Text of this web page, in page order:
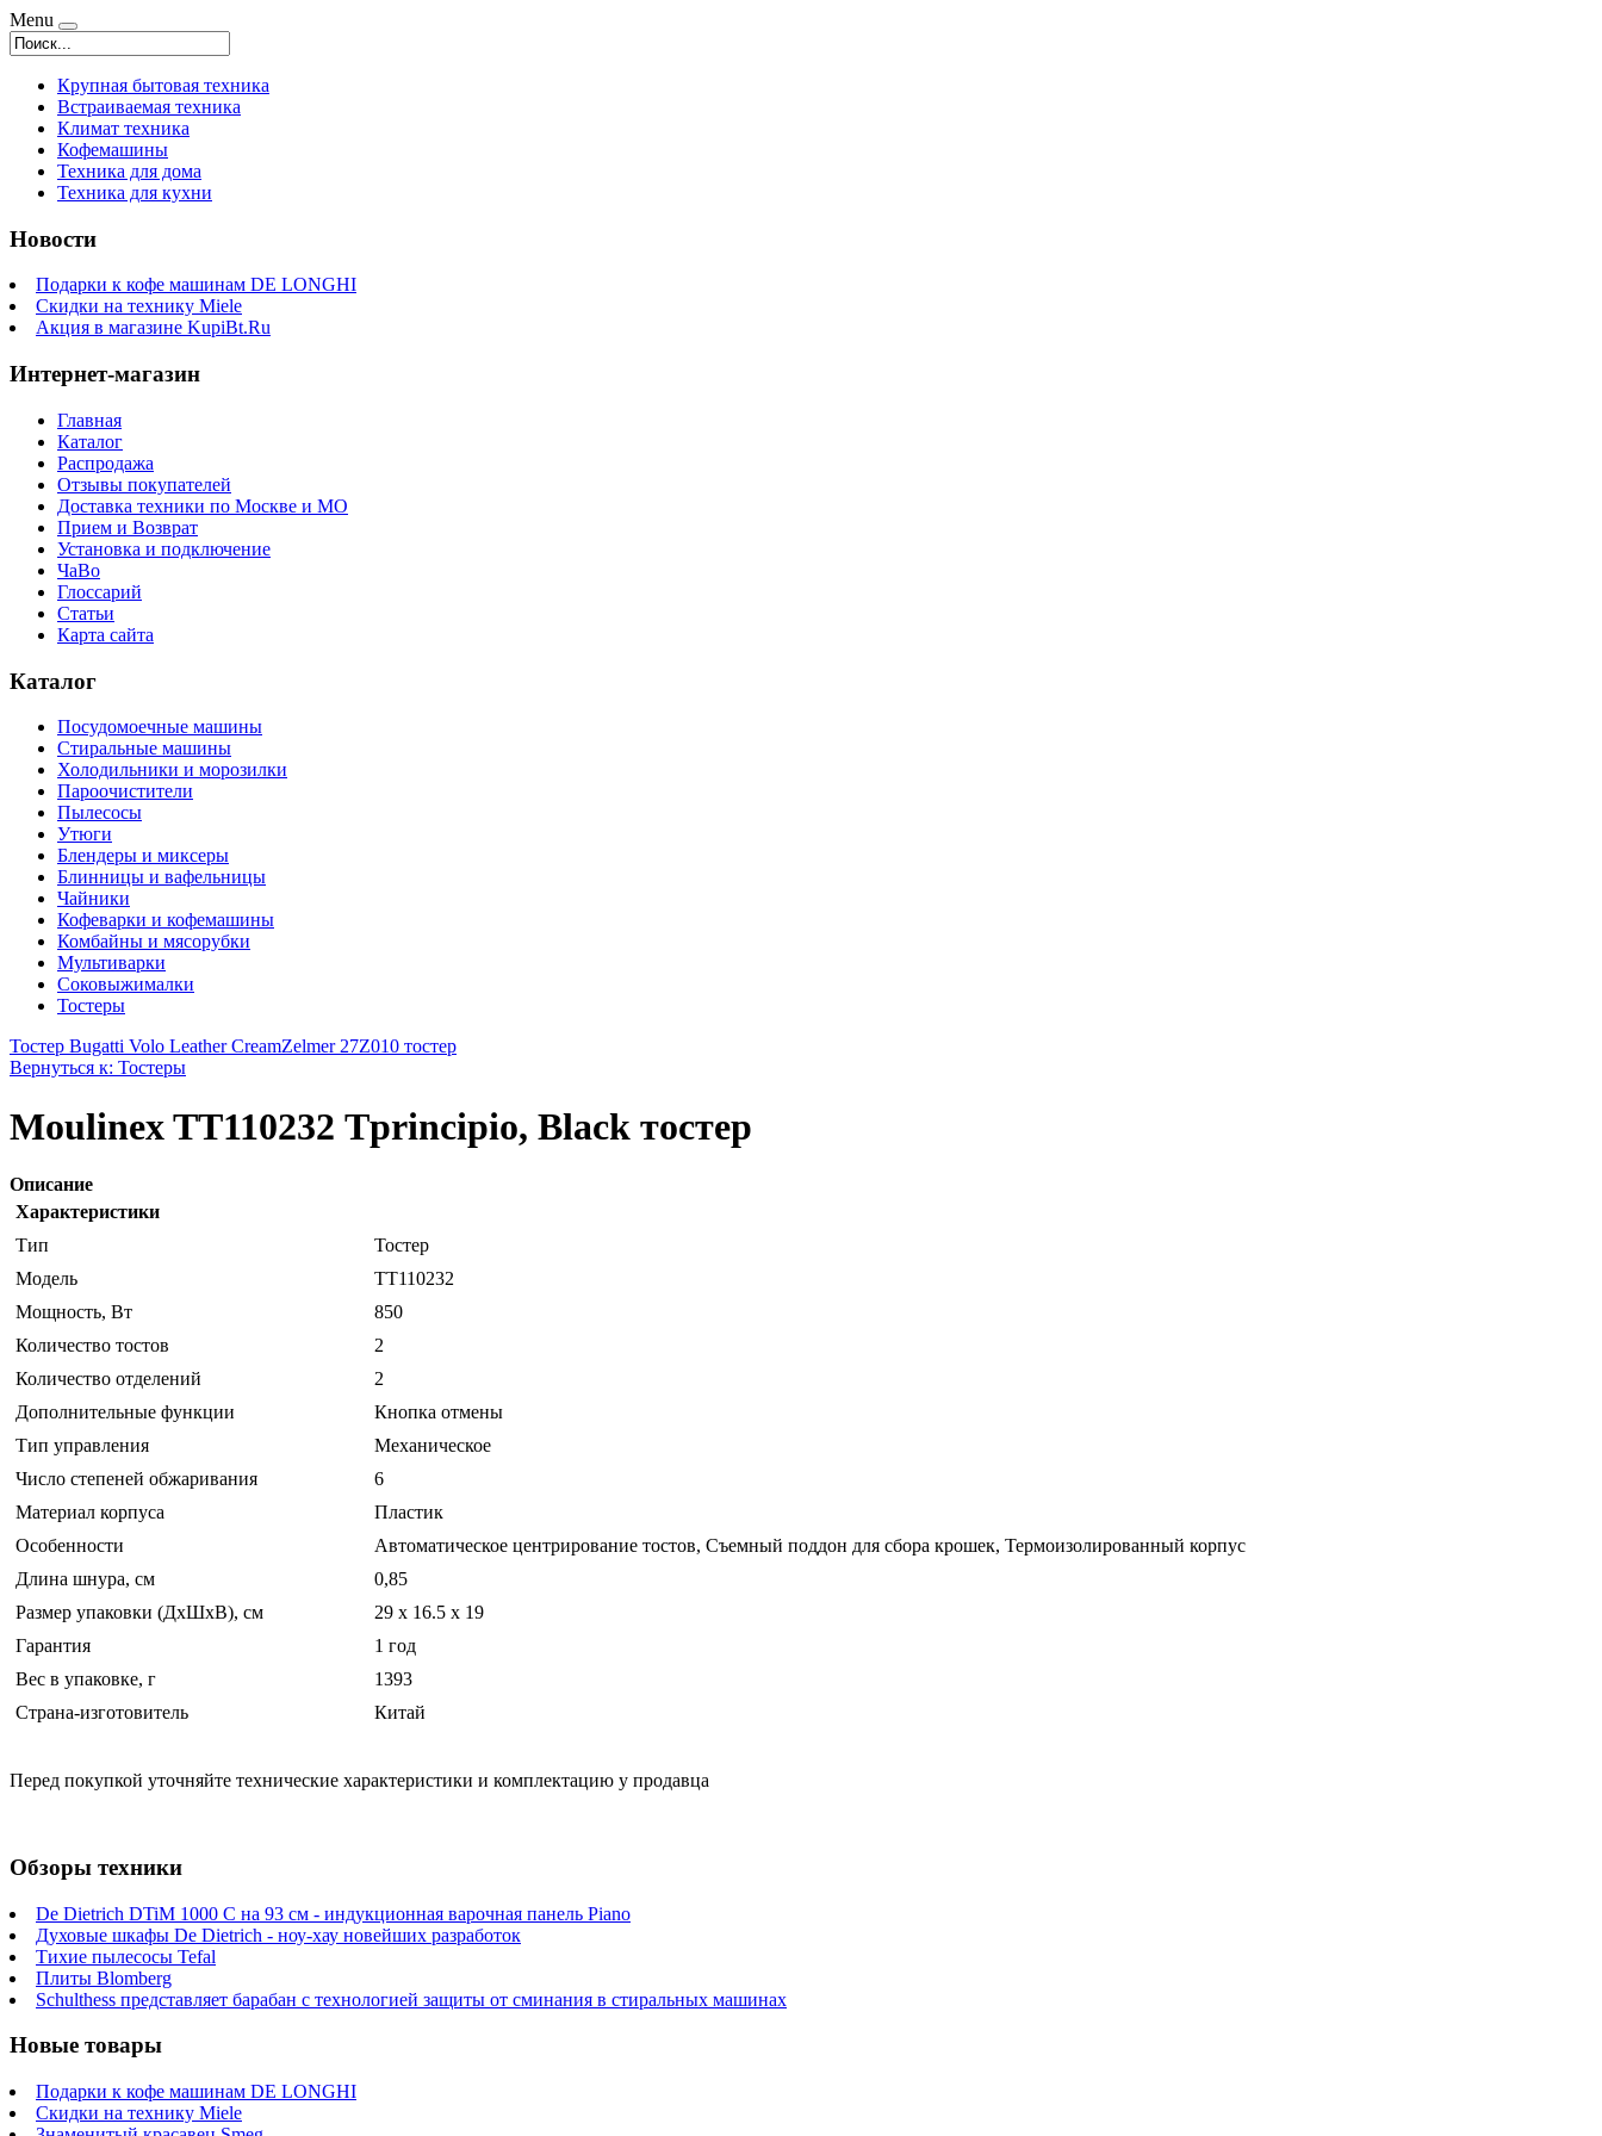
Menu
Крупная бытовая техника
Встраиваемая техника
Климат техника
Кофемашины
Техника для дома
Техника для кухни
Новости
Подарки к кофе машинам DE LONGHI
Скидки на технику Miele
Акция в магазине KupiBt.Ru
Интернет-магазин
Главная
Каталог
Распродажа
Отзывы покупателей
Доставка техники по Москве и МО
Прием и Возврат
Установка и подключение
ЧаВо
Глоссарий
Статьи
Карта сайта
Каталог
Посудомоечные машины
Стиральные машины
Холодильники и морозилки
Пароочистители
Пылесосы
Утюги
Блендеры и миксеры
Блинницы и вафельницы
Чайники
Кофеварки и кофемашины
Комбайны и мясорубки
Мультиварки
Соковыжималки
Тостеры
Тостер Bugatti Volo Leather CreamZelmer 27Z010 тостер
Вернуться к: Тостеры
Moulinex TT110232 Тprincipio, Black тостер
Описание
Характеристики
Тип
Тостер
Модель
TT110232
Мощность, Вт
850
Количество тостов
2
Количество отделений
2
Дополнительные функции
Кнопка отмены
Тип управления
Механическое
Число степеней обжаривания
6
Материал корпуса
Пластик
Особенности
Автоматическое центрирование тостов, Съемный поддон для сбора крошек, Термоизолированный корпус
Длина шнура, см
0,85
Размер упаковки (ДхШхВ), см
29 x 16.5 x 19
Гарантия
1 год
Вес в упаковке, г
1393
Страна-изготовитель
Китай
Перед покупкой уточняйте технические характеристики и комплектацию у продавца
Обзоры техники
De Dietrich DTiM 1000 C на 93 см - индукционная варочная панель Piano
Духовые шкафы De Dietrich - ноу-хау новейших разработок
Тихие пылесосы Tefal
Плиты Blomberg
Schulthess представляет барабан с технологией защиты от сминания в стиральных машинах
Новые товары
Подарки к кофе машинам DE LONGHI
Скидки на технику Miele